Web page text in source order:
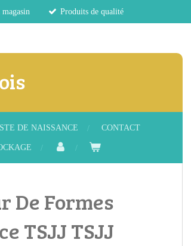
Produits de qualité
DE NAISSANCE CONTACT
De Formes
TSJJ TSJJ